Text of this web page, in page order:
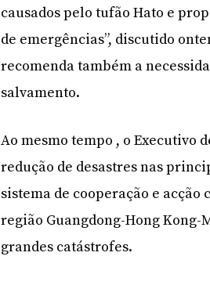
causados pelo tufão Hato e
de emergências”, discutido
recomenda também a
salvamento.
Ao mesmo tempo , o Executivo
redução de desastres nas
sistema de cooperação e
região Guangdong-Hong Kong-
grandes catástrofes.